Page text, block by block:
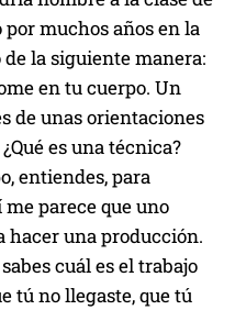
muchos años en la
la siguiente manera:
en tu cuerpo. Un
de unas orientaciones
es una técnica?
entiendes, para
parece que uno
hacer una producción.
cuál es el trabajo
tú no llegaste, que tú